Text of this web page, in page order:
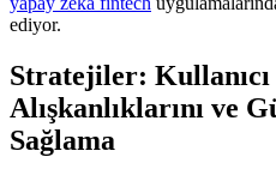
ediyor.
Stratejiler:
Alışkanlıklarını ve
Sağlama